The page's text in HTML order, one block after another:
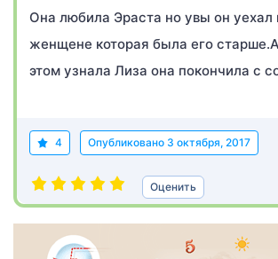
Она любила Эраста но увы он уехал
женщене которая была его
этом узнала Лиза она покончила с
4 Опубликовано 3 октября, 2017
Оценить